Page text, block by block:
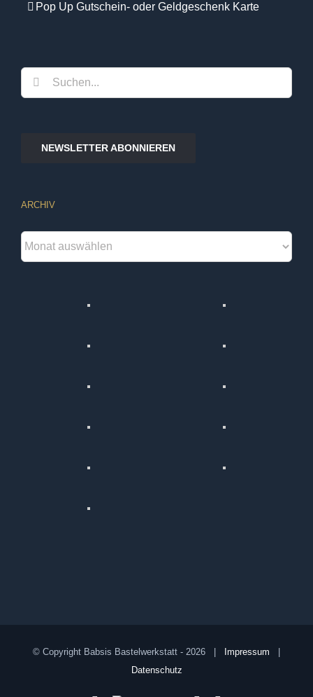
Pop Up Gutschein- oder Geldgeschenk Karte
Suche
nach:
NEWSLETTER ABONNIEREN
ARCHIV
Archiv
© Copyright Babsis Bastelwerkstatt - 2026 | Impressum
Datenschutz